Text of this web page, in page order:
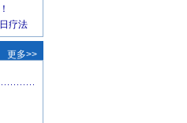
更多>>